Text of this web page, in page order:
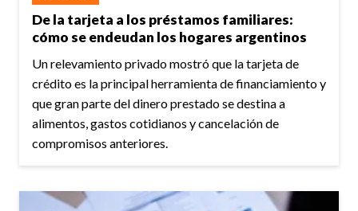
De la tarjeta a los préstamos familiares:
cómo se endeudan los hogares argentinos
Un relevamiento privado mostró que la tarjeta de
crédito es la principal herramienta de financiamiento y
que gran parte del dinero prestado se destina a
alimentos, gastos cotidianos y cancelación de
compromisos anteriores.